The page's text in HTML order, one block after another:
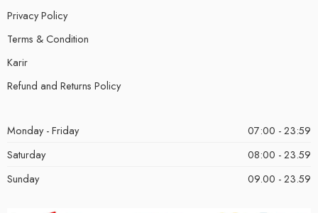
Privacy Policy
Terms & Condition
Karir
Refund and Returns Policy
Monday - Friday
07:00 - 23:59
Saturday
08:00 - 23.59
Sunday
09.00 - 23.59